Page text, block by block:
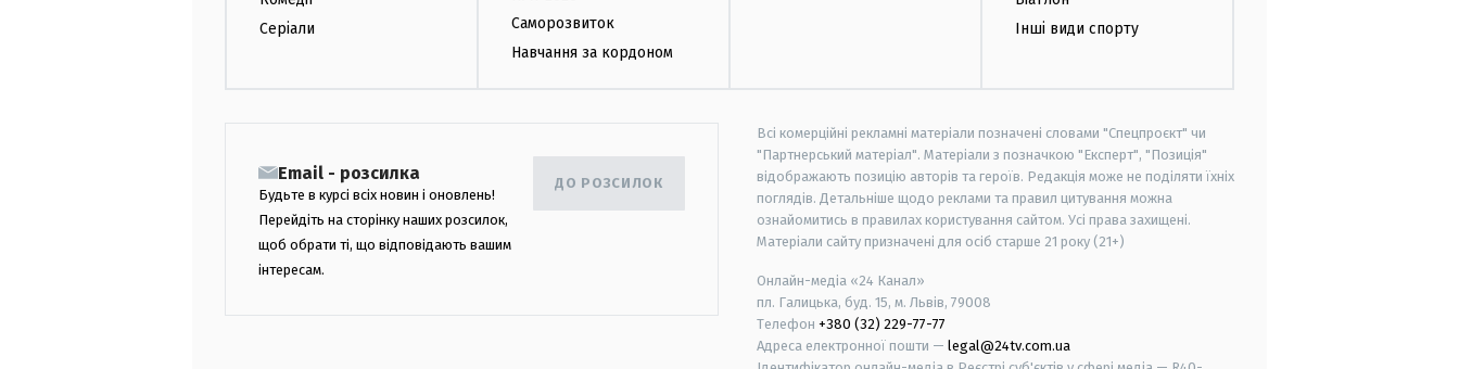
Серіали
Саморозвиток
Навчання за кордоном
Інші види спорту
Email - розсилка
Будьте в курсі всіх новин і оновлень!
Перейдіть на сторінку наших розсилок,
щоб обрати ті, що відповідають вашим
інтересам.
ДО РОЗСИЛОК
Всі комерційні рекламні матеріали позначені словами "Спецпроєкт" чи
"Партнерський матеріал". Матеріали з позначкою "Експерт", "Позиція"
відображають позицію авторів та героїв. Редакція може не поділяти їхніх
поглядів. Детальніше щодо реклами та правил цитування можна
ознайомитись в правилах користування сайтом. Усі права захищені.
Матеріали сайту призначені для осіб старше 21 року (21+)
Онлайн-медіа «24 Канал»
пл. Галицька, буд. 15, м. Львів, 79008
Телефон +380 (32) 229-77-77
Адреса електронної пошти — legal@24tv.com.ua